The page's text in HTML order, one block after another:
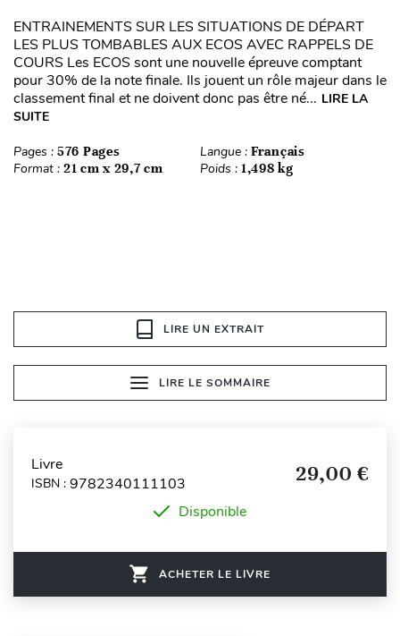
ENTRAINEMENTS SUR LES SITUATIONS DE DÉPART
LES PLUS TOMBABLES AUX ECOS AVEC RAPPELS DE
COURS Les ECOS sont une nouvelle épreuve comptant
pour 30% de la note finale. Ils jouent un rôle majeur dans le
classement final et ne doivent donc pas être né... LIRE LA
SUITE
Pages : 576 Pages Langue : Français
Format : 21 cm x 29,7 cm Poids : 1,498 kg
LIRE UN EXTRAIT
LIRE LE SOMMAIRE
Livre
ISBN : 9782340111103 29,00 €
Disponible
ACHETER LE LIVRE